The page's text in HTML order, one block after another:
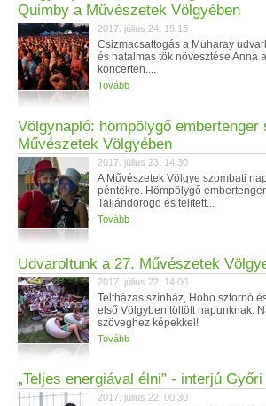
Quimby a Művészetek Völgyében
2017. július 24. 15:15
Csizmacsattogás a Muharay
és hatalmas tök növesztése Anna
koncerten....
Tovább
Völgynapló: hömpölygő embertenger
Művészetek Völgyében
2017. július 23. 14:30
A Művészetek Völgye szombati
péntekre. Hömpölygő
Taliándörögd és telített...
Tovább
Udvaroltunk a 27. Művészetek
2017. július 22. 14:00
Teltházas színház, Hobo sztornó
első Völgyben töltött napunknak.
szöveghez képekkel!
Tovább
„Teljes energiával élni” - interjú
2017. július 22. 00:30